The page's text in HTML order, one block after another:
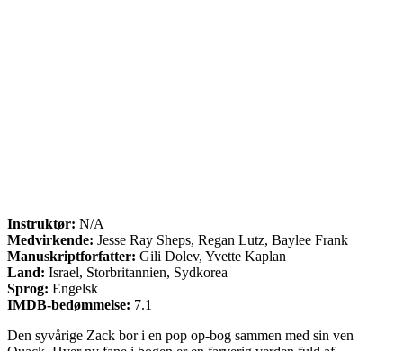
Instruktør: N/A
Medvirkende: Jesse Ray Sheps, Regan Lutz, Baylee Frank
Manuskriptforfatter: Gili Dolev, Yvette Kaplan
Land: Israel, Storbritannien, Sydkorea
Sprog: Engelsk
IMDB-bedømmelse: 7.1
Den syvårige Zack bor i en pop op-bog sammen med sin ven